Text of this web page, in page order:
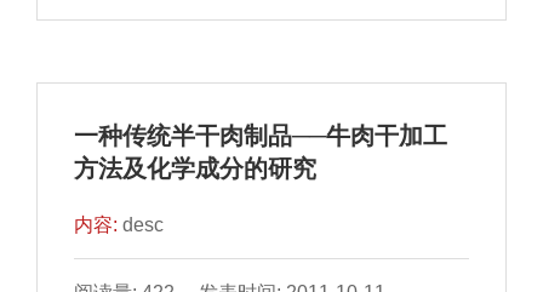
一种传统半干肉制品──牛肉干加工
方法及化学成分的研究
内容:desc